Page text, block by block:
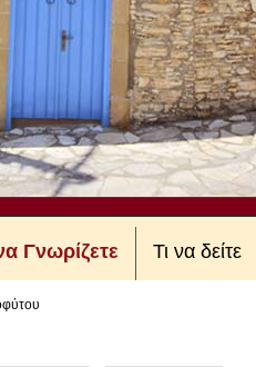
Γνωρίζετε Τι να δείτε